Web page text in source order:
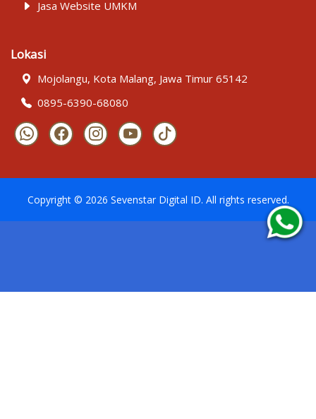
Jasa Website UMKM
Lokasi
Mojolangu, Kota Malang, Jawa Timur 65142
0895-6390-68080
Copyright © 2026 Sevenstar Digital ID. All rights reserved.